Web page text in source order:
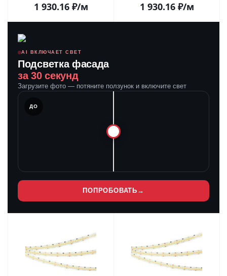
1 930.16₽/м 1 930.16₽/м
AI ВКЛЮЧАЕТ СВЕТ
Подсветка фасада
за 30 секунд
Загрузите фото — потяните ползунок и включите свет
ДО
ПОПРОБОВАТЬ →